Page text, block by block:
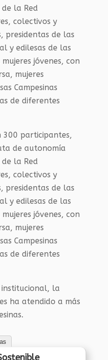
la Red
colectivos y
presidentas de las
y edilesas de las
jóvenes, con
mujeres
Campesinas
de diferentes
participantes,
de autonomía
la Red
colectivos y
presidentas de las
y edilesas de las
jóvenes, con
mujeres
Campesinas
de diferentes
la
ha atendido a más